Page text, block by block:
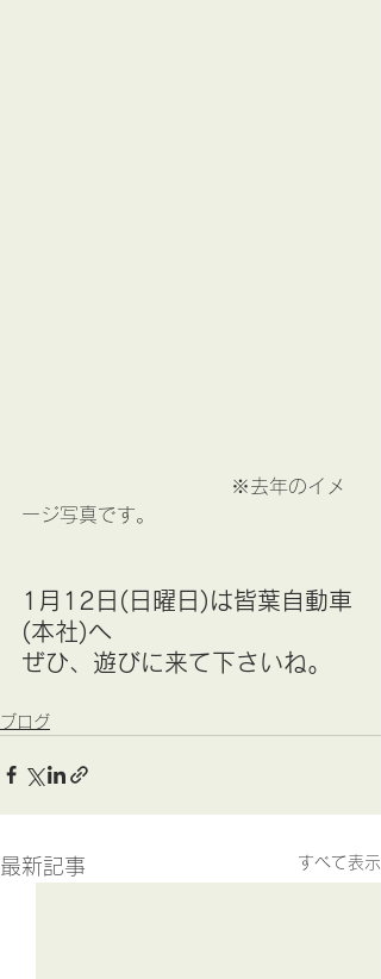
※去年のイメ
ージ写真です。
1月12日(日曜日)は皆葉自動車
(本社)へ
ぜひ、遊びに来て下さいね。
ブログ
最新記事 すべて表示